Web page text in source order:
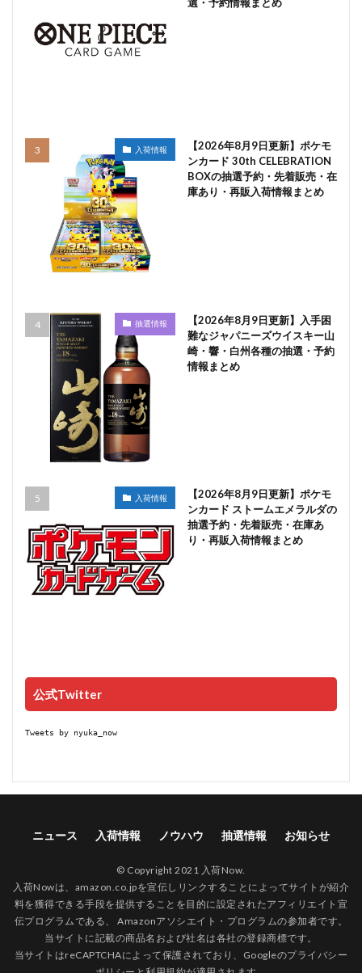
入荷情報
【2026年8月9日更新】ポケモ
ンカード 30th CELEBRATION
BOXの抽選予約・先着販売・在
庫あり・再販入荷情報まとめ
抽選情報
【2026年8月9日更新】入手困
難なジャパニーズウイスキー山
崎・響・白州各種の抽選・予約
情報まとめ
入荷情報
【2026年8月9日更新】ポケモ
ンカード ストームエメラルダの
抽選予約・先着販売・在庫あ
り・再販入荷情報まとめ
公式Twitter
Tweets by nyuka_now
ニュース 入荷情報 ノウハウ 抽選情報 お知らせ
© Copyright 2021 入荷Now.
入荷Nowは、amazon.co.jpを宣伝しリンクすることによってサイトが紹介
料を獲得できる手段を提供することを目的に設定されたアフィリエイト宣
伝プログラムである、 Amazonアソシエイト・プログラムの参加者です。
当サイトに記載の商品名および社名は各社の登録商標です。
当サイトはreCAPTCHAによって保護されており、Googleのプライバシー